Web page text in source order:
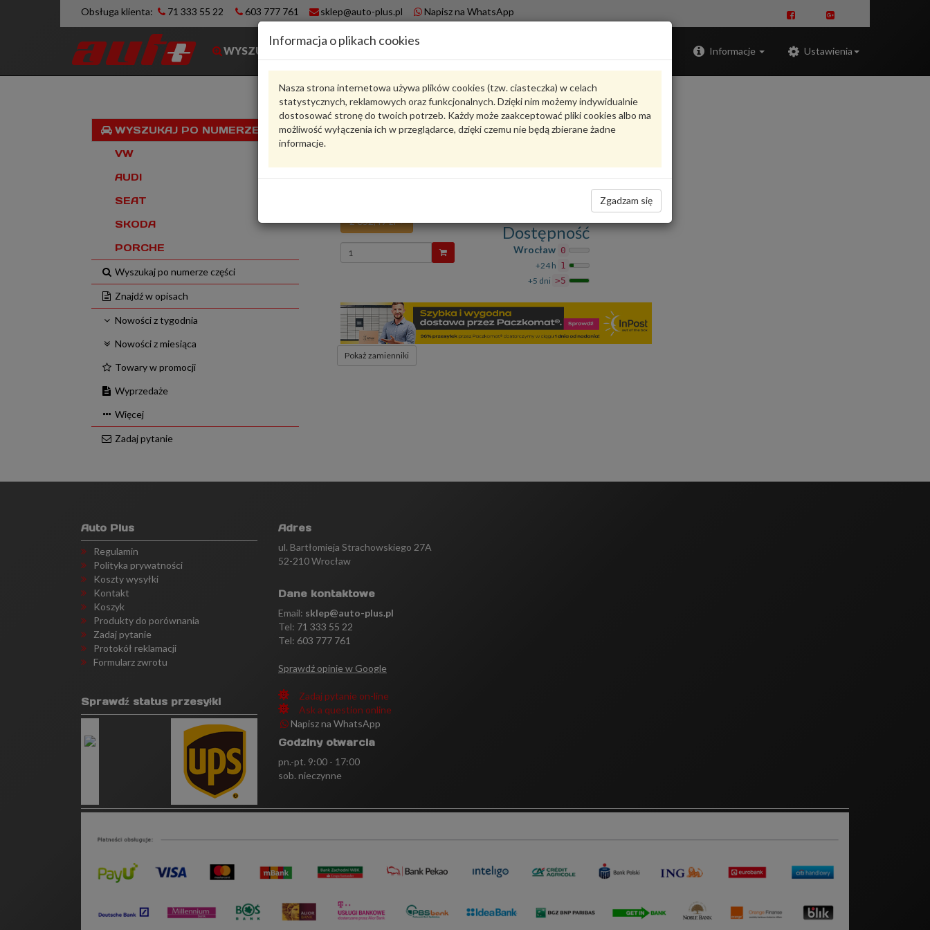
Obsługa klienta: 71 333 55 22 603 777 761 sklep@auto-plus.pl Napisz na WhatsApp
WYSZUKIWARKA Informacje Ustawienia
Informacja o plikach cookies
Nasza strona internetowa używa plików cookies (tzw. ciasteczka) w celach
statystycznych, reklamowych oraz funkcjonalnych. Dzięki nim możemy indywidualnie
dostosować stronę do twoich potrzeb. Każdy może zaakceptować pliki cookies albo ma
możliwość wyłączenia ich w przeglądarce, dzięki czemu nie będą zbierane żadne
informacje.
Zgadzam się
WYSZUKAJ PO NUMERZE VIN
VW
AUDI
SEAT
SKODA
PORCHE
Wyszukaj po numerze części
Znajdź w opisach
Nowości z tygodnia
Nowości z miesiąca
Towary w promocji
Wyprzedaże
Więcej
Zadaj pytanie
Karta produktu
VAG - produkt oryginalny VW AUDI SEAT SKODA
2 652,49 zł
Wprowadź
ilość
Dostępność
Wrocław 0
+24 h 1
+5 dni >5
Pokaż zamienniki
Auto Plus
Regulamin
Polityka prywatności
Koszty wysyłki
Kontakt
Koszyk
Produkty do porównania
Zadaj pytanie
Protokół reklamacji
Formularz zwrotu
Sprawdź status przesyłki
Adres
ul. Bartłomieja Strachowskiego 27A
52-210 Wrocław
Dane kontaktowe
Email: sklep@auto-plus.pl
Tel: 71 333 55 22
Tel: 603 777 761
Sprawdź opinie w Google
Zadaj pytanie on-line
Ask a question online
Napisz na WhatsApp
Godziny otwarcia
pn.-pt. 9:00 - 17:00
sob. nieczynne